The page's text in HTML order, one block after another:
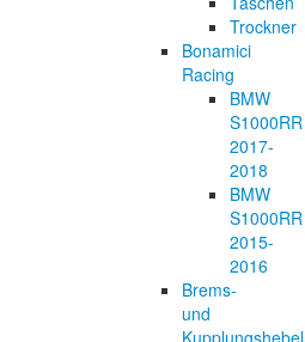
Trockner
Bonamici
Racing
BMW
S1000RR
2017-
2018
BMW
S1000RR
2015-
2016
Brems-
und
Kupplungshebel